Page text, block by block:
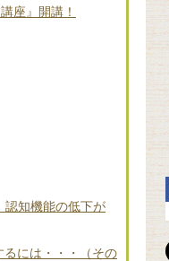
座』開講！
知機能の低下が
には・・・（その